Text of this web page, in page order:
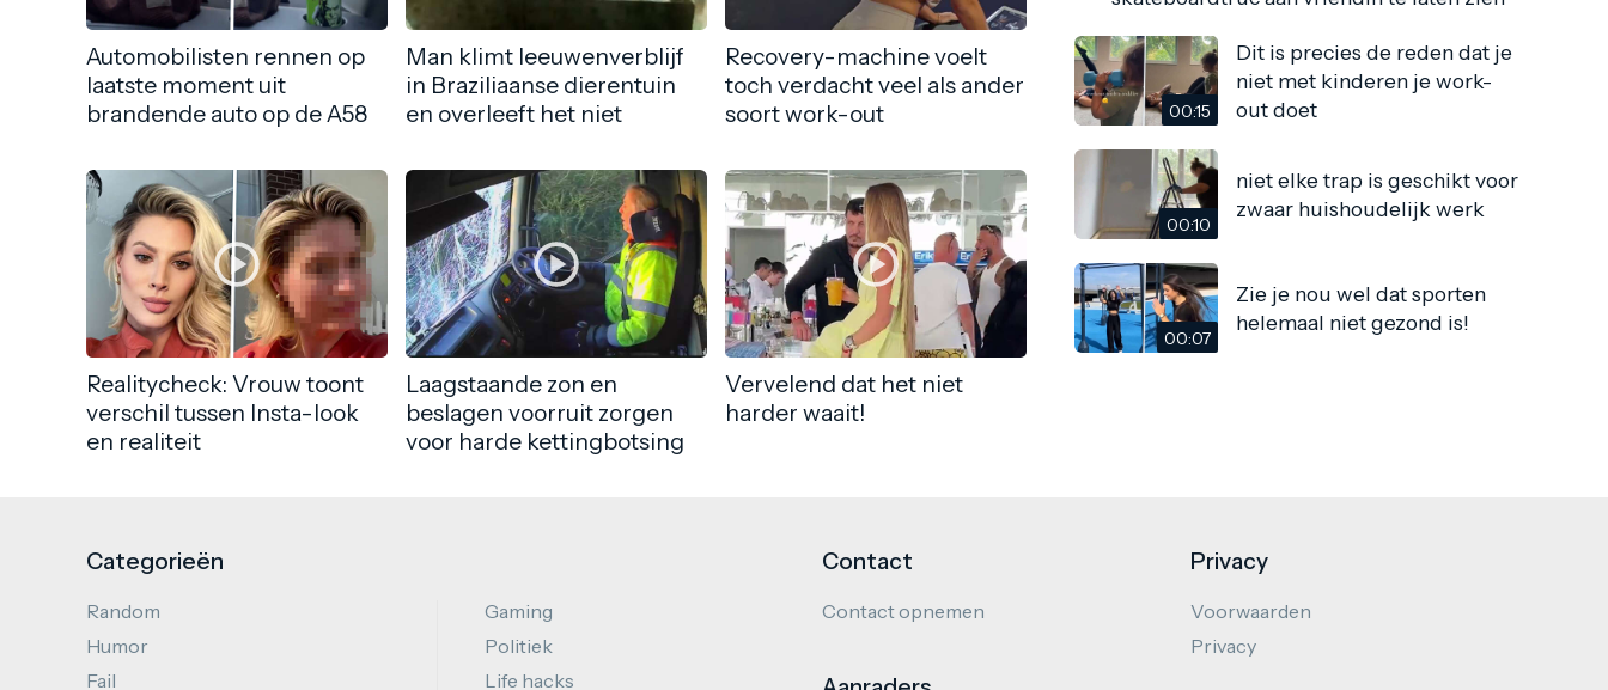
Automobilisten rennen op
laatste moment uit
brandende auto op de A58
Man klimt leeuwenverblijf
in Braziliaanse dierentuin
en overleeft het niet
Recovery-machine voelt
toch verdacht veel als ander
soort work-out
Realitycheck: Vrouw toont
verschil tussen Insta-look
en realiteit
Laagstaande zon en
beslagen voorruit zorgen
voor harde kettingbotsing
Vervelend dat het niet
harder waait!
00:15
Dit is precies de reden dat je
niet met kinderen je work-
out doet
00:10
niet elke trap is geschikt voor
zwaar huishoudelijk werk
00:07
Zie je nou wel dat sporten
helemaal niet gezond is!
Categorieën
Random
Humor
Fail
Gaming
Politiek
Life hacks
Contact
Contact opnemen
Privacy
Voorwaarden
Privacy